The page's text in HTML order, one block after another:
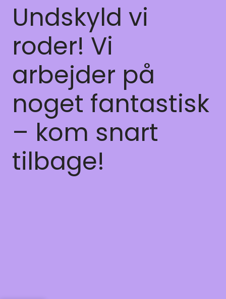
Undskyld vi
roder! Vi
arbejder på
noget fantastisk
– kom snart
tilbage!